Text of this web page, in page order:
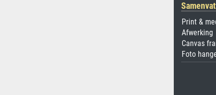
Print &
Afwerking
Canvas
Foto